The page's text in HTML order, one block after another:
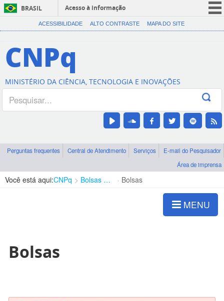
BRASIL
Acesso à informação
CORONAVÍRUS (COVID-19)
Canais
ACESSIBILIDADE ALTO CONTRASTE MAPA DO SITE
CNPq
MINISTÉRIO DA CIÊNCIA, TECNOLOGIA E INOVAÇÕES
Perguntas frequentes Central de Atendimento Serviços
E-mail do Pesquisador
Área de imprensa
Você está aqui:CNPq Bolsas e Auxílios Vigentes Bolsas
MENU
Bolsas